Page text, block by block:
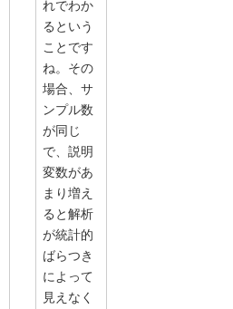
れでわか
るという
ことです
ね。その
場合、サ
ンプル数
が同じ
で、説明
変数があ
まり増え
ると解析
が統計的
ばらつき
によって
見えなく